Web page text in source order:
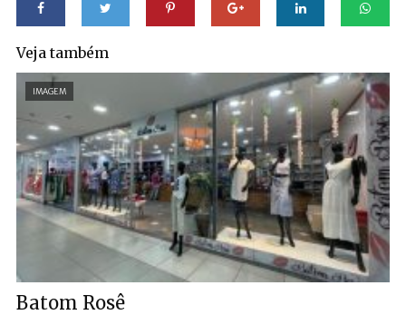
Veja também
IMAGEM
Batom Rosê